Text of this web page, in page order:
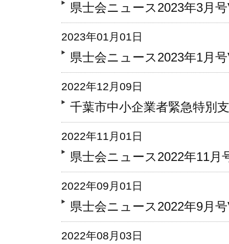
県士会ニュース2023年3月
2023年01月01日
県士会ニュース2023年1月
2022年12月09日
千葉市中小企業者緊急特別
2022年11月01日
県士会ニュース2022年11月
2022年09月01日
県士会ニュース2022年9月
2022年08月03日